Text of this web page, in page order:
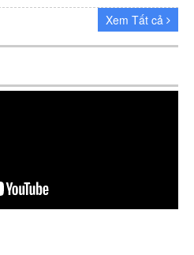
Xem Tất cả